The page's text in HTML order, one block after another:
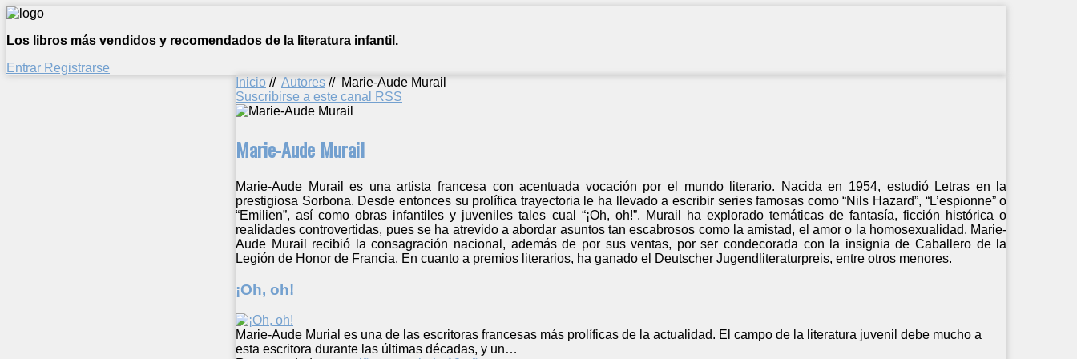
Los libros más vendidos y recomendados de la literatura infantil.
Entrar Registrarse
Inicio // Autores // Marie-Aude Murail
Suscribirse a este canal RSS
Marie-Aude Murail
Marie-Aude Murail es una artista francesa con acentuada vocación por el mundo literario. Nacida en 1954, estudió Letras en la
prestigiosa Sorbona. Desde entonces su prolífica trayectoria le ha llevado a escribir series famosas como “Nils Hazard”, “L’espionne” o
“Emilien”, así como obras infantiles y juveniles tales cual “¡Oh, oh!”. Murail ha explorado temáticas de fantasía, ficción histórica o
realidades controvertidas, pues se ha atrevido a abordar asuntos tan escabrosos como la amistad, el amor o la homosexualidad. Marie-
Aude Murail recibió la consagración nacional, además de por sus ventas, por ser condecorada con la insignia de Caballero de la
Legión de Honor de Francia. En cuanto a premios literarios, ha ganado el Deutscher Jugendliteraturpreis, entre otros menores.
¡Oh, oh!
Marie-Aude Murial es una de las escritoras francesas más prolíficas de la actualidad. El campo de la literatura juvenil debe mucho a
esta escritora durante las últimas décadas, y un…